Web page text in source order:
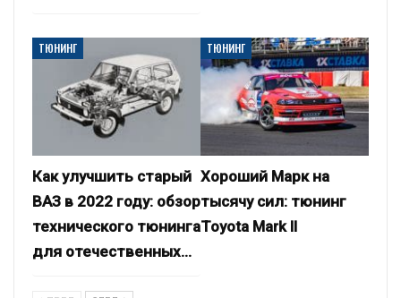
ТЮНИНГ
Как улучшить старый
ВАЗ в 2022 году: обзор
технического тюнинга
для отечественных…
ТЮНИНГ
Хороший Марк на
тысячу сил: тюнинг
Toyota Mark II